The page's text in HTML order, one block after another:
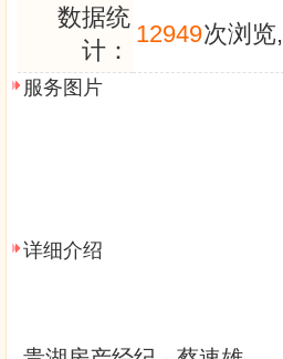
数据统
计：
12949次浏览,
服务图片
详细介绍